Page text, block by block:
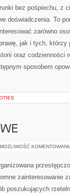
bez pośpiechu, z
doświadczenia. To
zarówno
jak i tych, którzy
oraz codzienności
sposobem
MOŻLIWOŚĆ
zainteresowanie
poszukujących